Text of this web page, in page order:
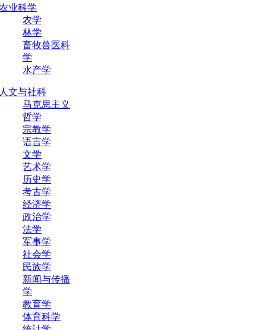
业科学
农学
林学
畜牧兽医科
学
水产学
文与社科
马克思主义
哲学
宗教学
语言学
文学
艺术学
历史学
考古学
经济学
政治学
法学
军事学
社会学
民族学
新闻与传播
学
教育学
体育科学